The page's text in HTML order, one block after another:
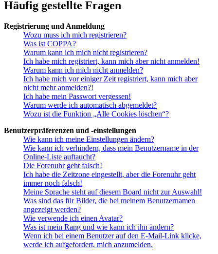
Häufig gestellte Fragen
Registrierung und Anmeldung
Wozu muss ich mich registrieren?
Was ist COPPA?
Warum kann ich mich nicht registrieren?
Ich habe mich registriert, kann mich aber nicht anmelden!
Warum kann ich mich nicht anmelden?
Ich habe mich vor einiger Zeit registriert, kann mich aber
nicht mehr anmelden?!
Ich habe mein Passwort vergessen!
Warum werde ich automatisch abgemeldet?
Wozu ist die Funktion „Alle Cookies löschen“?
Benutzerpräferenzen und -einstellungen
Wie kann ich meine Einstellungen ändern?
Wie kann ich verhindern, dass mein Benutzername in der
Online-Liste auftaucht?
Die Forenuhr geht falsch!
Ich habe die Zeitzone eingestellt, aber die Forenuhr geht
immer noch falsch!
Meine Sprache steht auf diesem Board nicht zur Auswahl!
Was sind das für Bilder, die bei meinem Benutzernamen
angezeigt werden?
Wie verwende ich einen Avatar?
Was ist mein Rang und wie kann ich ihn ändern?
Wenn ich bei einem Benutzer auf den E-Mail-Link klicke,
werde ich aufgefordert, mich anzumelden.